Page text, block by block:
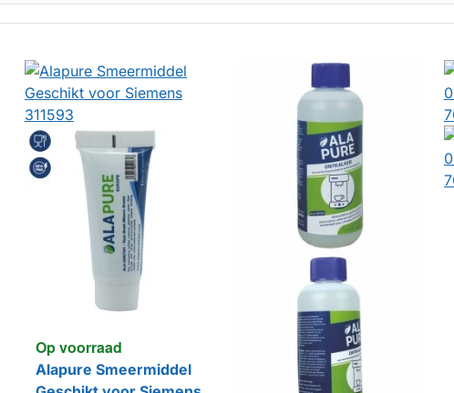
Op voorraad
Alapure Smeermiddel